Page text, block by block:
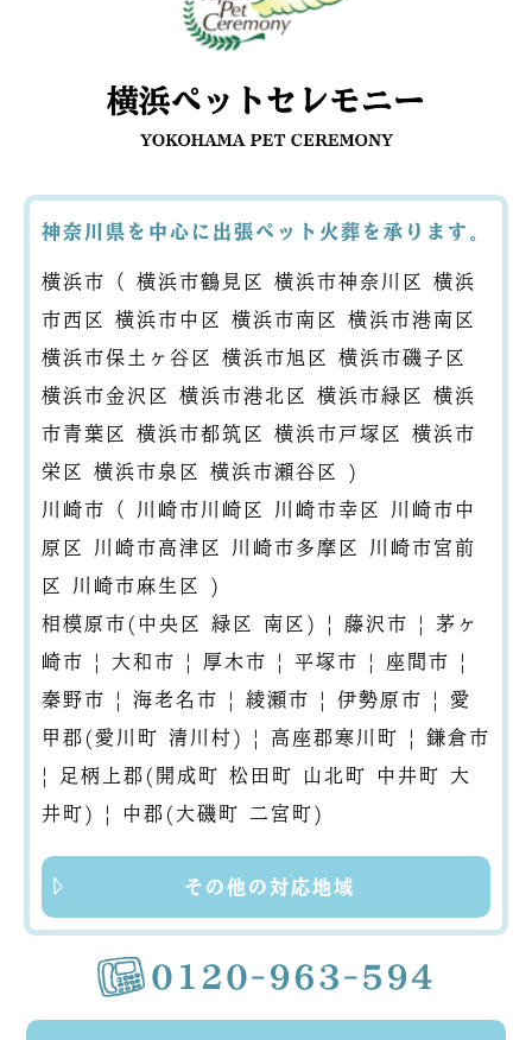
神奈川県を中心に出張ペット火葬を承ります。
横浜市（ 横浜市鶴見区 横浜市神奈川区
横浜
市西区
横浜市中区 横浜市南区
横浜市港南区
横浜市保土ヶ谷区
横浜市旭区
横浜市磯子区
横浜市金沢区
横浜市港北区 横浜市緑区
横浜
市青葉区
横浜市都筑区 横浜市戸塚区
横浜市
栄区
横浜市泉区 横浜市瀬谷区
)
川崎市（
川崎市川崎区 川崎市幸区
川崎市中
原区
川崎市高津区 川崎市多摩区
川崎市宮前
区
川崎市麻生区
)
相模原市(中央区 緑区 南区)
| 藤沢市 |
茅ヶ
崎市
| 大和市 | 厚木市 | 平塚市 | 座間市
|
秦野市
| 海老名市 | 綾瀬市 | 伊勢原市 |
愛
甲郡(愛川町 清川村)
| 高座郡寒川町 |
鎌倉市
|
足柄上郡(開成町 松田町 山北町 中井町 大
井町)
| 中郡(大磯町 二宮町)
その他の対応地域
0120-963-594